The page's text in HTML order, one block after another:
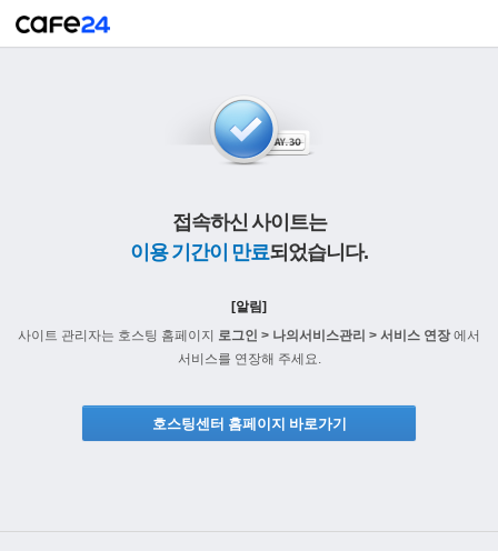
접속하신 사이트는
이용 기간이 만료되었습니다.
[알림]
사이트 관리자는 호스팅 홈페이지 로그인 > 나의서비스관리 > 서비스 연장에서
서비스를 연장해 주세요.
호스팅센터 홈페이지 바로가기